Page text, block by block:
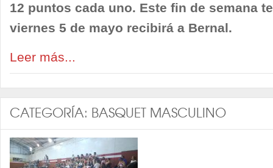
12 puntos cada uno. Este fin de semana
viernes 5 de mayo recibirá a Bernal.
Leer más...
CATEGORÍA: BASQUET MASCULINO